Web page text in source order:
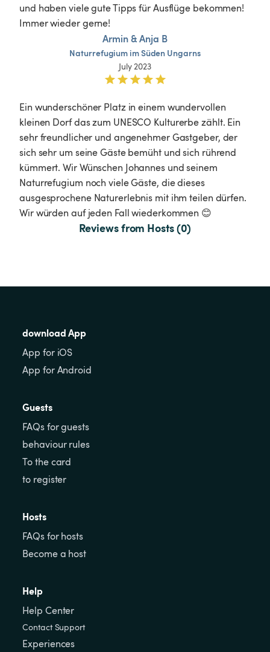
und haben viele gute Tipps für Ausflüge bekommen!
Immer wieder gerne!
Armin & Anja B
NaturrefugiumimSüden Ungarns
July 2023
Ein wunderschöner Platz in einem wundervollen
kleinen Dorf das zum UNESCO Kulturerbe zählt. Ein
sehr freundlicher und angenehmer Gastgeber, der
sich sehr um seine Gäste bemüht und sich rührend
kümmert. Wir Wünschen Johannes und seinem
Naturrefugium noch viele Gäste, die dieses
ausgesprochene Naturerlebnis mit ihm teilen dürfen.
Wir würden auf jeden Fall wiederkommen 😊
Reviews from Hosts (0)
download App
App for iOS
App for Android
Guests
FAQs for guests
behaviour rules
To the card
to register
Hosts
FAQs for hosts
Become a host
Help
Help Center
Contact Support
Experiences